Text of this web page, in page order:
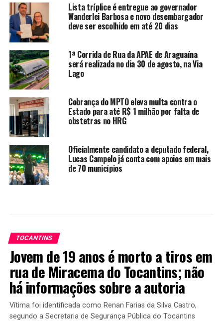
Lista tríplice é entregue ao governador
Wanderlei Barbosa e novo desembargador
deve ser escolhido em até 20 dias
1ª Corrida de Rua da APAE de Araguaína
será realizada no dia 30 de agosto, na Via
Lago
Cobrança do MPTO eleva multa contra o
Estado para até R$ 1 milhão por falta de
obstetras no HRG
Oficialmente candidato a deputado federal,
Lucas Campelo já conta com apoios em mais
de 70 municípios
TOCANTINS
Jovem de 19 anos é morto a tiros em
rua de Miracema do Tocantins; não
há informações sobre a autoria
Vítima foi identificada como Renan Farias da Silva Castro,
segundo a Secretaria de Segurança Pública do Tocantins